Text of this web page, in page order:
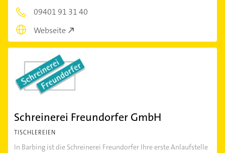
09401 91 31 40
Webseite
Schreinerei Freundorfer GmbH
TISCHLEREIEN
In Barbing ist die Schreinerei Freundorfer Ihre erste Anlaufstelle